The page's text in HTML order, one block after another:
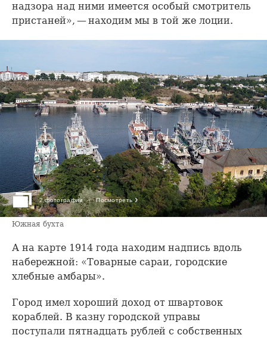
надзора над ними имеется особый смотритель
пристаней», — находим мы в той же лоции.
2 фотографии Посмотреть ›
Южная бухта
А на карте 1914 года находим надпись вдоль
набережной: «Товарные сараи, городские
хлебные амбары».
Город имел хороший доход от швартовок
кораблей. В казну городской управы
поступали пятнадцать рублей с собственных